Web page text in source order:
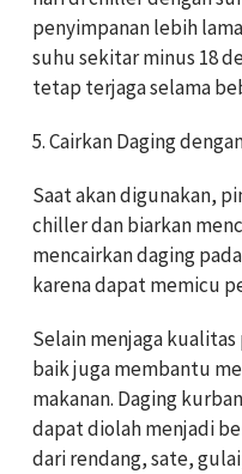
penyimpanan lebih
suhu sekitar minus 18
tetap terjaga selama
5. Cairkan Daging
Saat akan digunakan,
chiller dan biarkan
mencairkan daging
karena dapat memicu
Selain menjaga
baik juga membantu
makanan. Daging
dapat diolah menjadi
dari rendang, sate,